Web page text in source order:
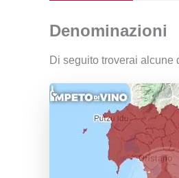
Denominazioni
Di seguito troverai alcune